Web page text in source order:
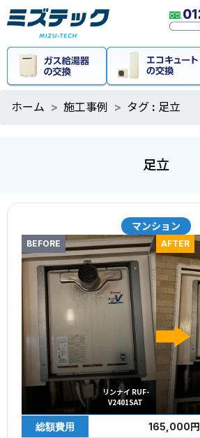
ホーム 施工事例 タグ : 足立
足立
マンション
BEFORE
リンナイ RUF-
V2401SAT
AFTER
総額費用 165,000円